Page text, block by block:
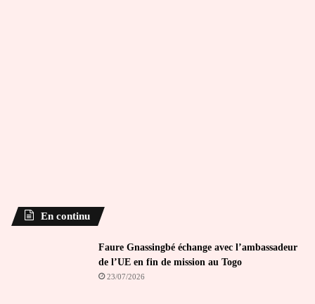
En continu
Faure Gnassingbé échange avec l’ambassadeur
de l’UE en fin de mission au Togo
23/07/2026